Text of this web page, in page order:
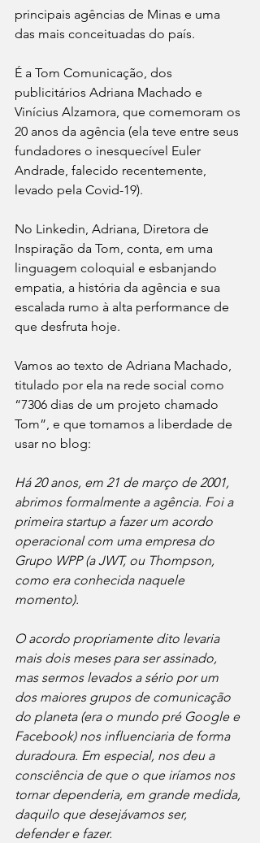
principais agências de Minas e uma
das mais conceituadas do país.
É a Tom Comunicação, dos
publicitários Adriana Machado e
Vinícius Alzamora, que comemoram os
20 anos da agência (ela teve entre seus
fundadores o inesquecível Euler
Andrade, falecido recentemente,
levado pela Covid-19).
No Linkedin, Adriana, Diretora de
Inspiração da Tom, conta, em uma
linguagem coloquial e esbanjando
empatia, a história da agência e sua
escalada rumo à alta performance de
que desfruta hoje.
Vamos ao texto de Adriana Machado,
titulado por ela na rede social como
“7306 dias de um projeto chamado
Tom”, e que tomamos a liberdade de
usar no blog:
Há 20 anos, em 21 de março de 2001,
abrimos formalmente a agência. Foi a
primeira startup a fazer um acordo
operacional com uma empresa do
Grupo WPP (a JWT, ou Thompson,
como era conhecida naquele
momento).
O acordo propriamente dito levaria
mais dois meses para ser assinado,
mas sermos levados a sério por um
dos maiores grupos de comunicação
do planeta (era o mundo pré Google e
Facebook) nos influenciaria de forma
duradoura. Em especial, nos deu a
consciência de que o que iríamos nos
tornar dependeria, em grande medida,
daquilo que desejávamos ser,
defender e fazer.